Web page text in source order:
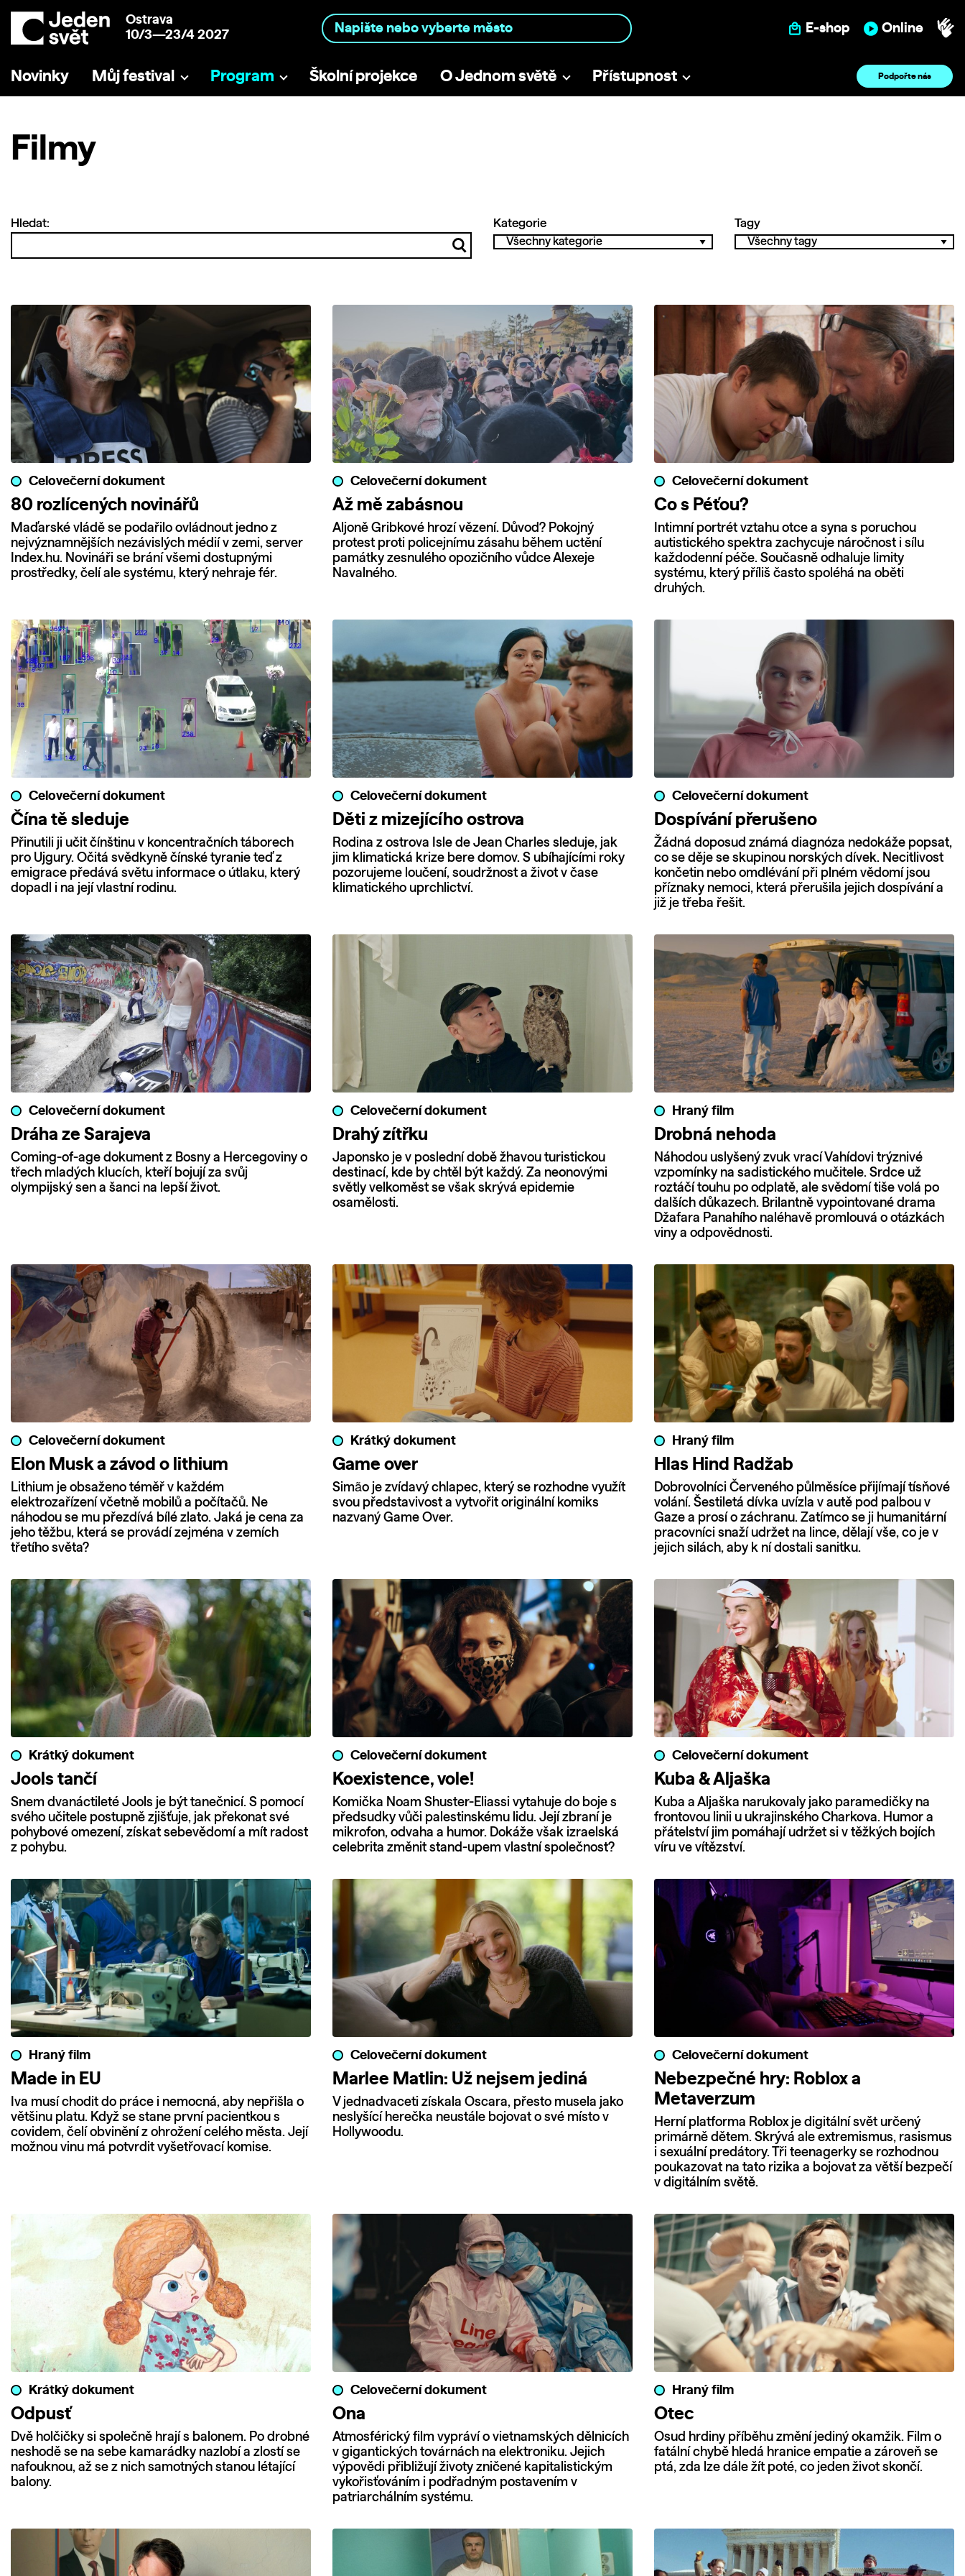
Ostrava
10/3—23/4 2027
E-shop Online
Novinky Můj festival Program Školní projekce O Jednom světě Přístupnost Podpořte nás
Filmy
Hledat: Kategorie Tagy
Celovečerní dokument
80 rozlícených novinářů
Maďarské vládě se podařilo ovládnout jedno z
nejvýznamnějších nezávislých médií v zemi, server
Index.hu. Novináři se brání všemi dostupnými
prostředky, čelí ale systému, který nehraje fér.
Celovečerní dokument
Až mě zabásnou
Aljoně Gribkové hrozí vězení. Důvod? Pokojný
protest proti policejnímu zásahu během uctění
památky zesnulého opozičního vůdce Alexeje
Navalného.
Celovečerní dokument
Co s Péťou?
Intimní portrét vztahu otce a syna s poruchou
autistického spektra zachycuje náročnost i sílu
každodenní péče. Současně odhaluje limity
systému, který příliš často spoléhá na oběti
druhých.
Celovečerní dokument
Čína tě sleduje
Přinutili ji učit čínštinu v koncentračních táborech
pro Ujgury. Očitá svědkyně čínské tyranie teď z
emigrace předává světu informace o útlaku, který
dopadl i na její vlastní rodinu.
Celovečerní dokument
Děti z mizejícího ostrova
Rodina z ostrova Isle de Jean Charles sleduje, jak
jim klimatická krize bere domov. S ubíhajícími roky
pozorujeme loučení, soudržnost a život v čase
klimatického uprchlictví.
Celovečerní dokument
Dospívání přerušeno
Žádná doposud známá diagnóza nedokáže popsat,
co se děje se skupinou norských dívek. Necitlivost
končetin nebo omdlévání při plném vědomí jsou
příznaky nemoci, která přerušila jejich dospívání a
již je třeba řešit.
Celovečerní dokument
Dráha ze Sarajeva
Coming-of-age dokument z Bosny a Hercegoviny o
třech mladých klucích, kteří bojují za svůj
olympijský sen a šanci na lepší život.
Celovečerní dokument
Drahý zítřku
Japonsko je v poslední době žhavou turistickou
destinací, kde by chtěl být každý. Za neonovými
světly velkoměst se však skrývá epidemie
osamělosti.
Hraný film
Drobná nehoda
Náhodou uslyšený zvuk vrací Vahídovi trýznivé
vzpomínky na sadistického mučitele. Srdce už
roztáčí touhu po odplatě, ale svědomí tiše volá po
dalších důkazech. Brilantně vypointované drama
Džafara Panahího naléhavě promlouvá o otázkách
viny a odpovědnosti.
Celovečerní dokument
Elon Musk a závod o lithium
Lithium je obsaženo téměř v každém
elektrozařízení včetně mobilů a počítačů. Ne
náhodou se mu přezdívá bílé zlato. Jaká je cena za
jeho těžbu, která se provádí zejména v zemích
třetího světa?
Krátký dokument
Game over
Simão je zvídavý chlapec, který se rozhodne využít
svou představivost a vytvořit originální komiks
nazvaný Game Over.
Hraný film
Hlas Hind Radžab
Dobrovolníci Červeného půlměsíce přijímají tísňové
volání. Šestiletá dívka uvízla v autě pod palbou v
Gaze a prosí o záchranu. Zatímco se ji humanitární
pracovníci snaží udržet na lince, dělají vše, co je v
jejich silách, aby k ní dostali sanitku.
Krátký dokument
Jools tančí
Snem dvanáctileté Jools je být tanečnicí. S pomocí
svého učitele postupně zjišťuje, jak překonat své
pohybové omezení, získat sebevědomí a mít radost
z pohybu.
Celovečerní dokument
Koexistence, vole!
Komička Noam Shuster-Eliassi vytahuje do boje s
předsudky vůči palestinskému lidu. Její zbraní je
mikrofon, odvaha a humor. Dokáže však izraelská
celebrita změnit stand-upem vlastní společnost?
Celovečerní dokument
Kuba & Aljaška
Kuba a Aljaška narukovaly jako paramedičky na
frontovou linii u ukrajinského Charkova. Humor a
přátelství jim pomáhají udržet si v těžkých bojích
víru ve vítězství.
Hraný film
Made in EU
Iva musí chodit do práce i nemocná, aby nepřišla o
většinu platu. Když se stane první pacientkou s
covidem, čelí obvinění z ohrožení celého města. Její
možnou vinu má potvrdit vyšetřovací komise.
Celovečerní dokument
Marlee Matlin: Už nejsem jediná
V jednadvaceti získala Oscara, přesto musela jako
neslyšící herečka neustále bojovat o své místo v
Hollywoodu.
Celovečerní dokument
Nebezpečné hry: Roblox a
Metaverzum
Herní platforma Roblox je digitální svět určený
primárně dětem. Skrývá ale extremismus, rasismus
i sexuální predátory. Tři teenagerky se rozhodnou
poukazovat na tato rizika a bojovat za větší bezpečí
v digitálním světě.
Krátký dokument
Odpusť
Dvě holčičky si společně hrají s balonem. Po drobné
neshodě se na sebe kamarádky nazlobí a zlostí se
nafouknou, až se z nich samotných stanou létající
balony.
Celovečerní dokument
Ona
Atmosférický film vypráví o vietnamských dělnicích
v gigantických továrnách na elektroniku. Jejich
výpovědi přibližují životy zničené kapitalistickým
vykořisťováním i podřadným postavením v
patriarchálním systému.
Hraný film
Otec
Osud hrdiny příběhu změní jediný okamžik. Film o
fatální chybě hledá hranice empatie a zároveň se
ptá, zda lze dále žít poté, co jeden život skončí.